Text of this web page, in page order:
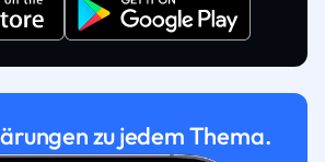
zu jedem Thema.